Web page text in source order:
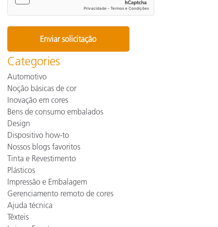
Categories
Automotivo
Noção básicas de cor
Inovação em cores
Bens de consumo embalados
Design
Dispositivo how-to
Nossos blogs favoritos
Tinta e Revestimento
Plásticos
Impressão e Embalagem
Gerenciamento remoto de cores
Ajuda técnica
Têxteis